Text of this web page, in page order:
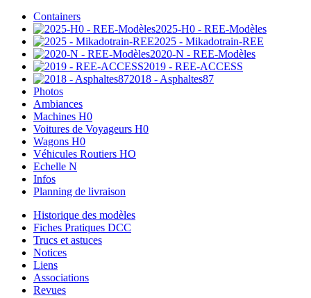
Containers
2025-H0 - REE-Modèles
2025 - Mikadotrain-REE
2020-N - REE-Modèles
2019 - REE-ACCESS
2018 - Asphaltes87
Photos
Ambiances
Machines H0
Voitures de Voyageurs H0
Wagons H0
Véhicules Routiers HO
Echelle N
Infos
Planning de livraison
Historique des modèles
Fiches Pratiques DCC
Trucs et astuces
Notices
Liens
Associations
Revues